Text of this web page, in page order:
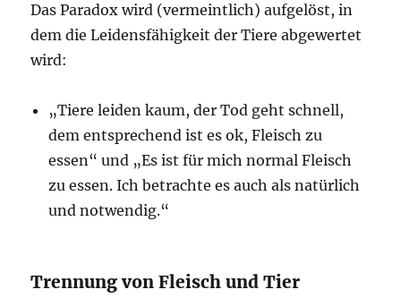
Das Paradox wird (vermeintlich) aufgelöst, in
dem die Leidensfähigkeit der Tiere abgewertet
wird:
„Tiere leiden kaum, der Tod geht schnell,
dem entsprechend ist es ok, Fleisch zu
essen“ und „Es ist für mich normal Fleisch
zu essen. Ich betrachte es auch als natürlich
und notwendig.“
Trennung von Fleisch und Tier